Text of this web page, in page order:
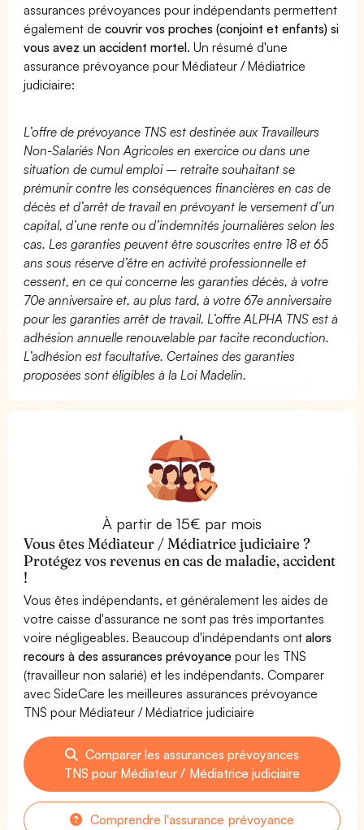
assurances prévoyances pour indépendants permettent
également decouvrir vos proches (conjoint et enfants) si
vous avez un accident mortel. Un résumé d'une
assurance prévoyance pour Médiateur / Médiatrice
judiciaire:
L’offre de prévoyance TNS est destinée aux Travailleurs
Non-Salariés Non Agricoles en exercice ou dans une
situation de cumul emploi – retraite souhaitant se
prémunir contre les conséquences financières en cas de
décès et d’arrêt de travail en prévoyant le versement d’un
capital, d’une rente ou d’indemnités journalières selon les
cas. Les garanties peuvent être souscrites entre 18 et 65
ans sous réserve d’être en activité professionnelle et
cessent, en ce qui concerne les garanties décès, à votre
70e anniversaire et, au plus tard, à votre 67e anniversaire
pour les garanties arrêt de travail. L’offre ALPHA TNS est à
adhésion annuelle renouvelable par tacite reconduction.
L’adhésion est facultative. Certaines des garanties
proposées sont éligibles à la Loi Madelin.
À partir de 15€ par mois
Vous êtes Médiateur / Médiatrice judiciaire ?
Protégez vos revenus en cas de maladie, accident
!
Vous êtes indépendants, et généralement les aides de
votre caisse d'assurance ne sont pas très importantes
voire négligeables. Beaucoup d'indépendants ontalors
recours à des assurances prévoyance pour les TNS
(travailleur non salarié) et les indépendants. Comparer
avec SideCare les meilleures assurances prévoyance
TNS pour Médiateur / Médiatrice judiciaire
Comparer les assurances prévoyances
TNS pour Médiateur / Médiatrice judiciaire
Comprendre l'assurance prévoyance